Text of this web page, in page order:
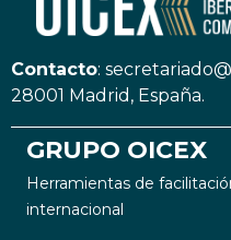
Contacto:
28001 Madrid, España.
GRUPO OICEX
Herramientas de
internacional